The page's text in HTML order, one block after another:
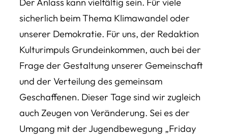
Der Anlass kann vielfältig sein. Für viele
sicherlich beim Thema Klimawandel oder
unserer Demokratie. Für uns, der Redaktion
Kulturimpuls Grundeinkommen, auch bei der
Frage der Gestaltung unserer Gemeinschaft
und der Verteilung des gemeinsam
Geschaffenen. Dieser Tage sind wir zugleich
auch Zeugen von Veränderung. Sei es der
Umgang mit der Jugendbewegung „Friday